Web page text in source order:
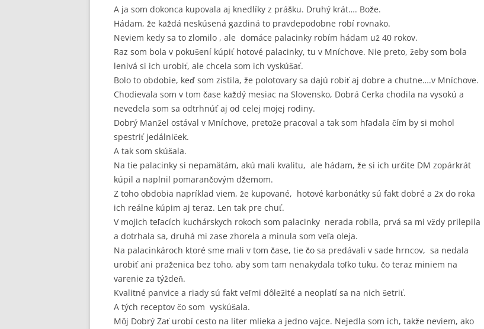
A ja som dokonca kupovala aj knedlíky z prášku. Druhý krát…. Bože.
Hádam, že každá neskúsená gazdiná to pravdepodobne robí rovnako.
Neviem kedy sa to zlomilo , ale domáce palacinky robím hádam už 40 rokov.
Raz som bola v pokušení kúpiť hotové palacinky, tu v Mníchove. Nie preto, žeby som bola
lenivá si ich urobiť, ale chcela som ich vyskúšať.
Bolo to obdobie, keď som zistila, že polotovary sa dajú robiť aj dobre a chutne….v Mníchove.
Chodievala som v tom čase každý mesiac na Slovensko, Dobrá Cerka chodila na vysokú a
nevedela som sa odtrhnúť aj od celej mojej rodiny.
Dobrý Manžel ostával v Mníchove, pretože pracoval a tak som hľadala čím by si mohol
spestriť jedálniček.
A tak som skúšala.
Na tie palacinky si nepamätám, akú mali kvalitu, ale hádam, že si ich určite DM zopárkrát
kúpil a naplnil pomarančovým džemom.
Z toho obdobia napríklad viem, že kupované, hotové karbonátky sú fakt dobré a 2x do roka
ich reálne kúpim aj teraz. Len tak pre chuť.
V mojich teľacích kuchárskych rokoch som palacinky nerada robila, prvá sa mi vždy prilepila
a dotrhala sa, druhá mi zase zhorela a minula som veľa oleja.
Na palacinkároch ktoré sme mali v tom čase, tie čo sa predávali v sade hrncov, sa nedala
urobiť ani praženica bez toho, aby som tam nenakydala toľko tuku, čo teraz miniem na
varenie za týždeň.
Kvalitné panvice a riady sú fakt veľmi dôležité a neoplatí sa na nich šetriť.
A tých receptov čo som vyskúšala.
Môj Dobrý Zať urobí cesto na liter mlieka a jedno vajce. Nejedla som ich, takže neviem, ako